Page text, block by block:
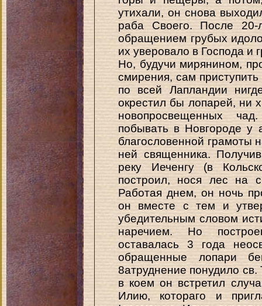
утихали, он снова
раба Своего. После
обращением грубых
их уверовало в Господа и
Но, будучи мирянином,
смирения, сам
по всей Лапландии
окрестил бы лопарей, ни
новопросвещенных
побывать в Новгороде у
благословенной грамоты
ней священника.
реку Иеченгу (в
построил, нося лес на
Работая днем, он ночь
он вместе с тем и
убедительным словом
наречием. Но
оставалась 3 года
обращенные лопари
8атруднение понудило
в коем он встретил
Илию, котораго и